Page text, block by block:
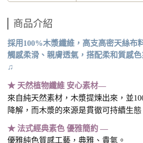
商品介紹
採用100%木漿纖維，高支高密天絲布
觸感柔滑、親膚透氣，搭配柔和質感
♫
★ 天然植物纖維 安心素材—
來自純天然素材，木漿提煉出來，並
降解，而木漿的來源是貫徹可持續生態
★ 法式經典素色 優雅簡約 —
優雅純色質感工藝，典雅、貴氣。